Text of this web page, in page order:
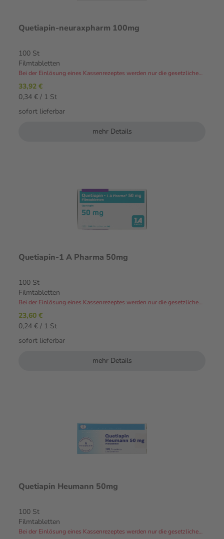
Quetiapin-neuraxpharm 100mg
100 St
Filmtabletten
Bei der Einlösung eines Kassenrezeptes werden nur die gesetzlichen Zuzahlungen und Eigenanteile in Rechnung gestellt.⁴
33,92 €
0,34 € / 1 St
sofort lieferbar
mehr Details
Quetiapin-1 A Pharma 50mg
100 St
Filmtabletten
Bei der Einlösung eines Kassenrezeptes werden nur die gesetzlichen Zuzahlungen und Eigenanteile in Rechnung gestellt.⁴
23,60 €
0,24 € / 1 St
sofort lieferbar
mehr Details
Quetiapin Heumann 50mg
100 St
Filmtabletten
Bei der Einlösung eines Kassenrezeptes werden nur die gesetzlichen Zuzahlungen und Eigenanteile in Rechnung gestellt.⁴